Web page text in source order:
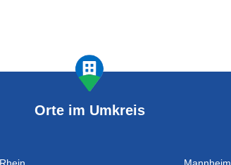
Orte im Umkreis